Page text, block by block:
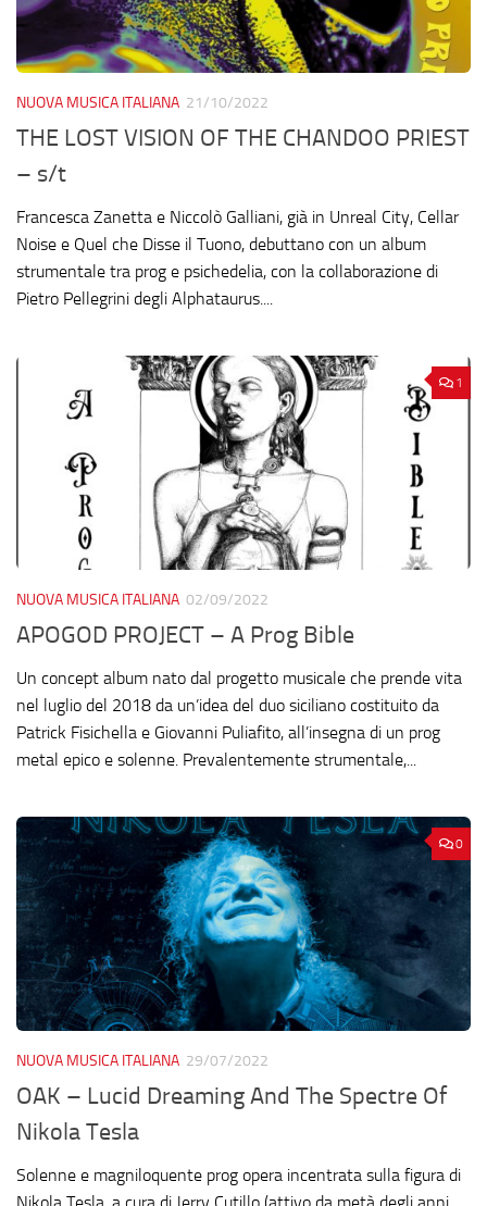
NUOVA MUSICA ITALIANA 21/10/2022
THE LOST VISION OF THE CHANDOO PRIEST
– s/t
Francesca Zanetta e Niccolò Galliani, già in Unreal City, Cellar
Noise e Quel che Disse il Tuono, debuttano con un album
strumentale tra prog e psichedelia, con la collaborazione di
Pietro Pellegrini degli Alphataurus....
1
NUOVA MUSICA ITALIANA 02/09/2022
APOGOD PROJECT – A Prog Bible
Un concept album nato dal progetto musicale che prende vita
nel luglio del 2018 da un’idea del duo siciliano costituito da
Patrick Fisichella e Giovanni Puliafito, all’insegna di un prog
metal epico e solenne. Prevalentemente strumentale,...
0
NUOVA MUSICA ITALIANA 29/07/2022
OAK – Lucid Dreaming And The Spectre Of
Nikola Tesla
Solenne e magniloquente prog opera incentrata sulla figura di